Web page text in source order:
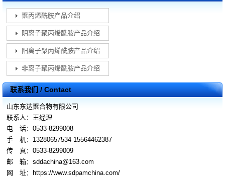
聚丙烯酰胺产品介绍
阴离子聚丙烯酰胺产品介绍
阳离子聚丙烯酰胺产品介绍
非离子聚丙烯酰胺产品介绍
联系我们 / Contact
山东东达聚合物有限公司
联系人：王经理
电 话：0533-8299008
手 机：13280657534 15564462387
传 真：0533-8299009
邮 箱：sddachina@163.com
网 址：https://www.sdpamchina.com/